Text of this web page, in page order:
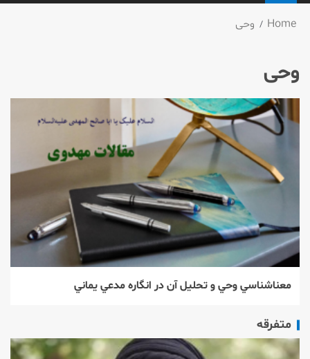
Home وحی
وحی
معناشناسي وحي و تحليل آن در انگاره مدعي يماني
متفرقه